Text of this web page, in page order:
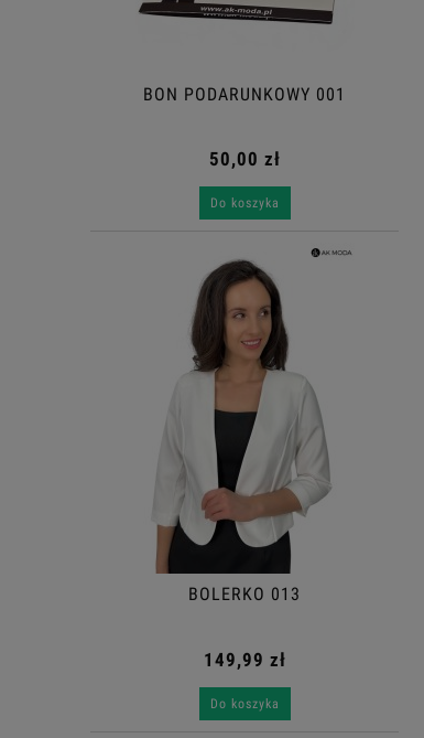
BON PODARUNKOWY 001
50,00 zł
Do koszyka
BOLERKO 013
149,99 zł
Do koszyka